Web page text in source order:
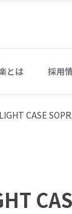
とは 採用
CASE